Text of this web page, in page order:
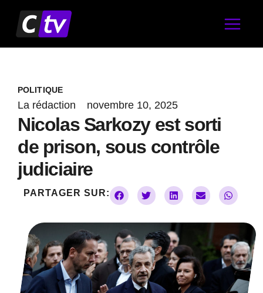
contenu
POLITIQUE
La rédaction novembre 10, 2025
Nicolas Sarkozy est sorti
de prison, sous contrôle
judiciaire
PARTAGER SUR: